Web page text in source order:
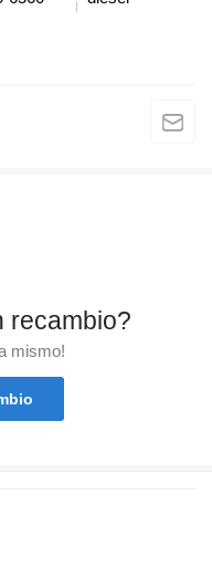
recambio?
mismo!